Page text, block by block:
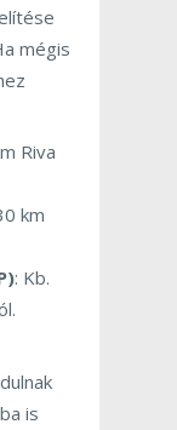
mégis
Riva
km
: Kb.
is